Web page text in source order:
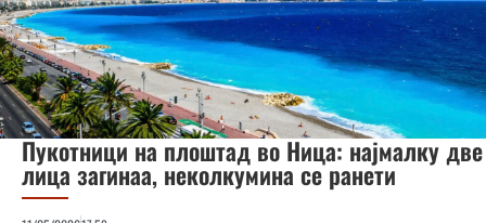
Пукотници на плоштад во Ница: најмалку две
лица загинаа, неколкумина се ранети